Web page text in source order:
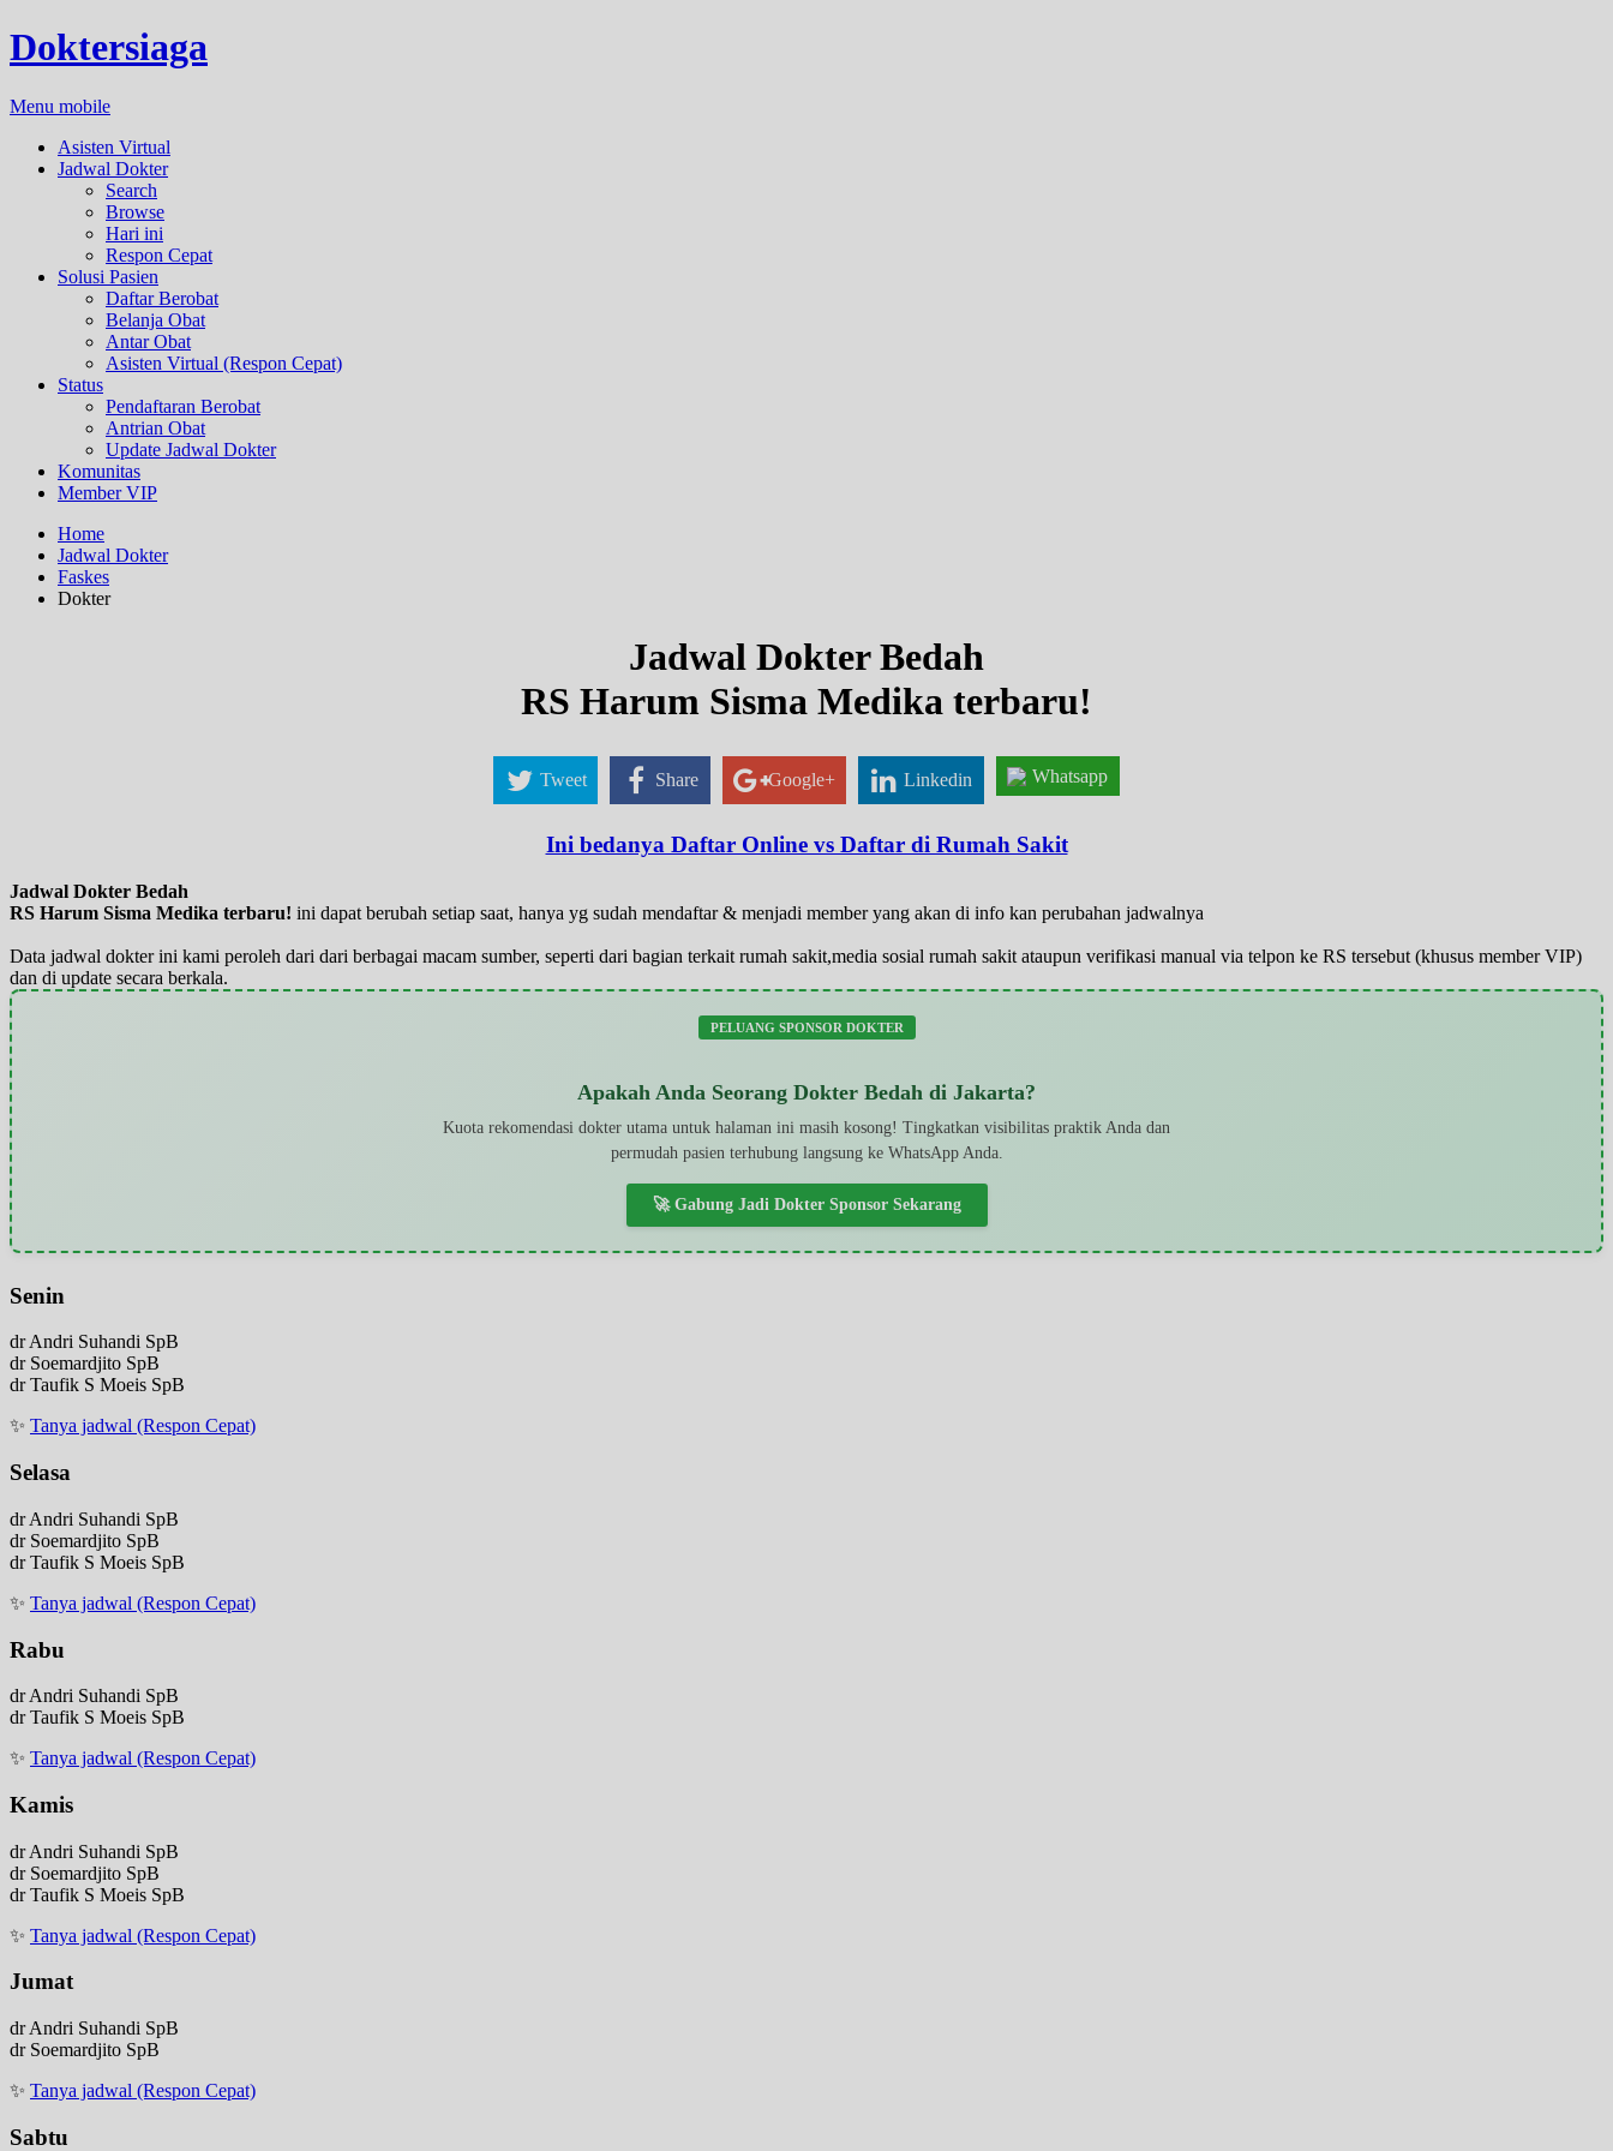
Doktersiaga
Menu mobile
Asisten Virtual
Jadwal Dokter
Search
Browse
Hari ini
Respon Cepat
Solusi Pasien
Daftar Berobat
Belanja Obat
Antar Obat
Asisten Virtual (Respon Cepat)
Status
Pendaftaran Berobat
Antrian Obat
Update Jadwal Dokter
Komunitas
Member VIP
Home
Jadwal Dokter
Faskes
Dokter
Jadwal Dokter Bedah
RS Harum Sisma Medika terbaru!
Tweet Share Google+ Linkedin Whatsapp
Ini bedanya Daftar Online vs Daftar di Rumah Sakit
Jadwal Dokter Bedah
RS Harum Sisma Medika terbaru! ini dapat berubah setiap saat, hanya yg sudah mendaftar & menjadi member yang akan di info kan perubahan jadwalnya
Data jadwal dokter ini kami peroleh dari dari berbagai macam sumber, seperti dari bagian terkait rumah sakit,media sosial rumah sakit ataupun verifikasi manual via telpon ke RS tersebut (khusus member VIP)
dan di update secara berkala.
PELUANG SPONSOR DOKTER
Apakah Anda Seorang Dokter Bedah di Jakarta?
Kuota rekomendasi dokter utama untuk halaman ini masih kosong! Tingkatkan visibilitas praktik Anda dan
permudah pasien terhubung langsung ke WhatsApp Anda.
🚀 Gabung Jadi Dokter Sponsor Sekarang
Senin
dr Andri Suhandi SpB
dr Soemardjito SpB
dr Taufik S Moeis SpB
✨ Tanya jadwal (Respon Cepat)
Selasa
dr Andri Suhandi SpB
dr Soemardjito SpB
dr Taufik S Moeis SpB
✨ Tanya jadwal (Respon Cepat)
Rabu
dr Andri Suhandi SpB
dr Taufik S Moeis SpB
✨ Tanya jadwal (Respon Cepat)
Kamis
dr Andri Suhandi SpB
dr Soemardjito SpB
dr Taufik S Moeis SpB
✨ Tanya jadwal (Respon Cepat)
Jumat
dr Andri Suhandi SpB
dr Soemardjito SpB
✨ Tanya jadwal (Respon Cepat)
Sabtu